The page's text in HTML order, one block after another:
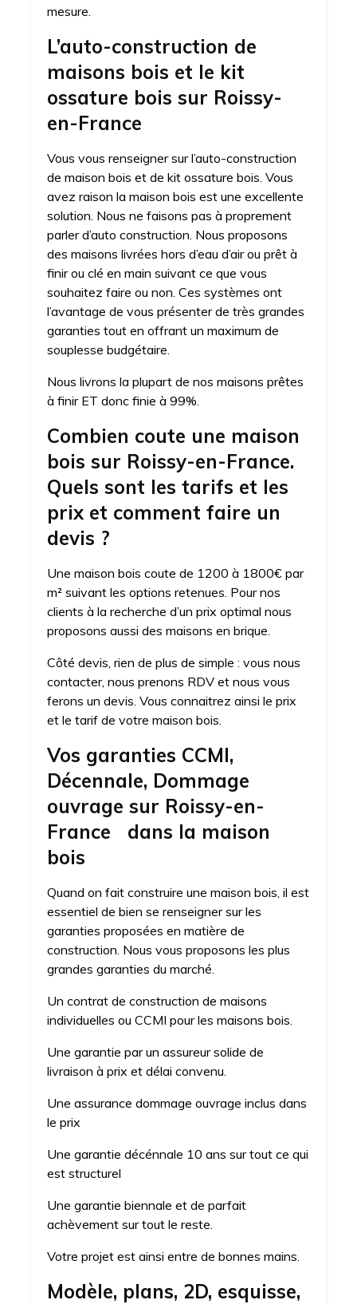
mesure.
L’auto-construction de
maisons bois et le kit
ossature bois sur Roissy-
en-France
Vous vous renseigner sur l’auto-construction
de maison bois et de kit ossature bois. Vous
avez raison la maison bois est une excellente
solution. Nous ne faisons pas à proprement
parler d’auto construction. Nous proposons
des maisons livrées hors d’eau d’air ou prêt à
finir ou clé en main suivant ce que vous
souhaitez faire ou non. Ces systèmes ont
l’avantage de vous présenter de très grandes
garanties tout en offrant un maximum de
souplesse budgétaire.
Nous livrons la plupart de nos maisons prêtes
à finir ET donc finie à 99%.
Combien coute une maison
bois sur Roissy-en-France.
Quels sont les tarifs et les
prix et comment faire un
devis ?
Une maison bois coute de 1200 à 1800€ par
m² suivant les options retenues. Pour nos
clients à la recherche d’un prix optimal nous
proposons aussi des maisons en brique.
Côté devis, rien de plus de simple : vous nous
contacter, nous prenons RDV et nous vous
ferons un devis. Vous connaitrez ainsi le prix
et le tarif de votre maison bois.
Vos garanties CCMI,
Décennale, Dommage
ouvrage sur Roissy-en-
France dans la maison
bois
Quand on fait construire une maison bois, il est
essentiel de bien se renseigner sur les
garanties proposées en matière de
construction. Nous vous proposons les plus
grandes garanties du marché.
Un contrat de construction de maisons
individuelles ou CCMI pour les maisons bois.
Une garantie par un assureur solide de
livraison à prix et délai convenu.
Une assurance dommage ouvrage inclus dans
le prix
Une garantie décénnale 10 ans sur tout ce qui
est structurel
Une garantie biennale et de parfait
achèvement sur tout le reste.
Votre projet est ainsi entre de bonnes mains.
Modèle, plans, 2D, esquisse,